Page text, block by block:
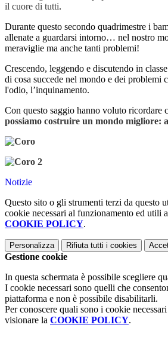
il cuore di tutti.
Durante questo secondo quadrimestre i
allenate a guardarsi intorno… nel nostro
meraviglie ma anche tanti problemi!
Crescendo, leggendo e discutendo in
di cosa succede nel mondo e dei problemi
l'odio, l’inquinamento.
Con questo saggio hanno voluto ricordare
possiamo costruire un mondo migliore:
Notizie
Questo sito o gli strumenti terzi da questo
cookie necessari al funzionamento ed utili
COOKIE POLICY.
Personalizza Rifiuta tutti i cookies
Gestione cookie
In questa schermata è possibile scegliere
I cookie necessari sono quelli che
piattaforma e non è possibile disabilitarli.
Per conoscere quali sono i cookie
visionare la COOKIE POLICY.